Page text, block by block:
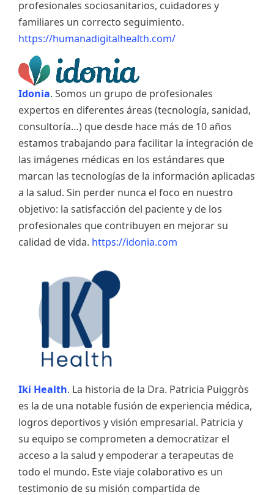
profesionales sociosanitarios, cuidadores y
familiares un correcto seguimiento.
https://humanadigitalhealth.com/
Idonia. Somos un grupo de profesionales
expertos en diferentes áreas (tecnología, sanidad,
consultoría…) que desde hace más de 10 años
estamos trabajando para facilitar la integración de
las imágenes médicas en los estándares que
marcan las tecnologías de la información aplicadas
a la salud. Sin perder nunca el foco en nuestro
objetivo: la satisfacción del paciente y de los
profesionales que contribuyen en mejorar su
calidad de vida. https://idonia.com
Iki Health. La historia de la Dra. Patricia Puiggròs
es la de una notable fusión de experiencia médica,
logros deportivos y visión empresarial. Patricia y
su equipo se comprometen a democratizar el
acceso a la salud y empoderar a terapeutas de
todo el mundo. Este viaje colaborativo es un
testimonio de su misión compartida de